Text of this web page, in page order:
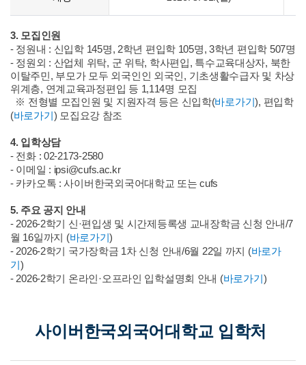
3. 모집인원
- 정원내 : 신입학 145명, 2학년 편입학 105명, 3학년 편입학 507명
- 정원외 : 산업체 위탁, 군 위탁, 학사편입, 특수교육대상자, 북한
이탈주민, 부모가 모두 외국인인 외국인, 기초생활수급자 및 차상
위계층, 연계교육과정편입 등 1,114명 모집
※ 전형별 모집인원 및 지원자격 등은 신입학(바로가기), 편입학
(바로가기 ) 모집요강 참조
4. 입학상담
- 전화 : 02-2173-2580
- 이메일 : ipsi@cufs.ac.kr
- 카카오톡 : 사이버한국외국어대학교 또는cufs
5. 주요 공지 안내
- 2026-2학기 신·편입생 및 시간제등록생 교내장학금 신청 안내/7
월 16일까지
(바로가기)
- 2026-2학기 국가장학금 1차 신청 안내/6월 22일 까지 (바로가
기 )
- 2026-2학기 온라인 ·오프라인 입학설명회 안내 (바로가기 )
사이버한국외국어대학교 입학처